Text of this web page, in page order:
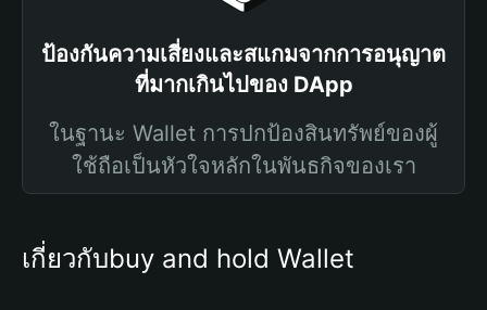
ป้องกันความเสี่ยงและสแกมจากการอนุญาต
ที่มากเกินไปของ DApp
ในฐานะ Wallet การปกป้องสินทรัพย์ของผู้
ใช้ถือเป็นหัวใจหลักในพันธกิจของเรา
เกี่ยวกับbuy and hold Wallet